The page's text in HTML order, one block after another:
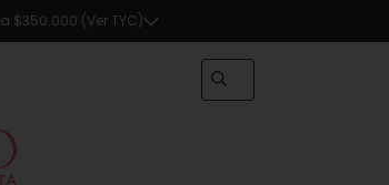
en efectivo o transferencia